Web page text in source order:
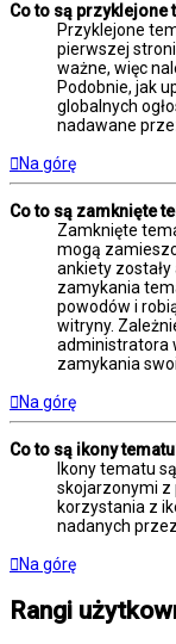
Co to są przyklejone
Przyklejone
pierwszej
ważne, więc
Podobnie, jak
globalnych
nadawane
Na górę
Co to są zamknięte
Zamknięte
mogą
ankiety
zamykania
powodów i
witryny.
administratora
zamykania
Na górę
Co to są ikony
Ikony tematu
skojarzonymi z
korzystania z
nadanych
Na górę
Rangi